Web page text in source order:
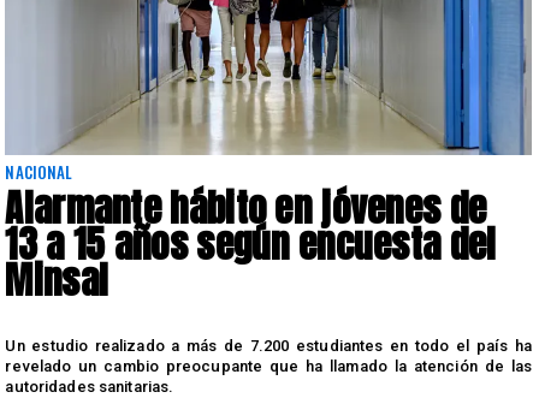
NACIONAL
Alarmante hábito en jóvenes de
13 a 15 años según encuesta del
Minsal
Un estudio realizado a más de 7.200 estudiantes en todo el país ha
revelado un cambio preocupante que ha llamado la atención de las
autoridades sanitarias.